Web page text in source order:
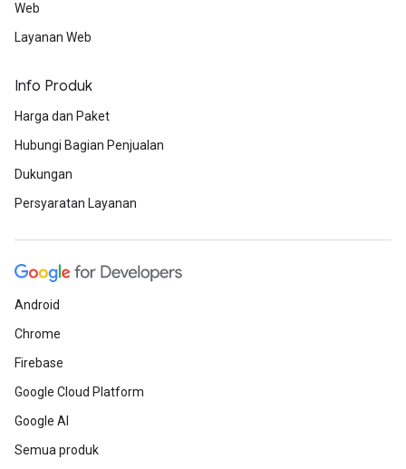
Web
Layanan Web
Info Produk
Harga dan Paket
Hubungi Bagian Penjualan
Dukungan
Persyaratan Layanan
Android
Chrome
Firebase
Google Cloud Platform
Google AI
Semua produk